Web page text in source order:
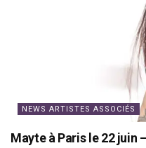
NEWS ARTISTES ASSOCIÉS
Mayte à Paris le 22 juin